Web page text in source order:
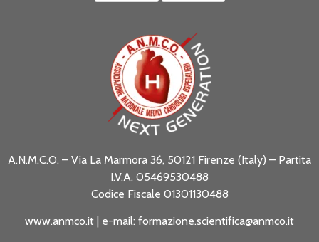
A.N.M.C.O. – Via La Marmora 36, 50121 Firenze (Italy) – Partita
I.V.A. 05469530488
Codice Fiscale 01301130488
www.anmco.it | e-mail: formazione.scientifica@anmco.it